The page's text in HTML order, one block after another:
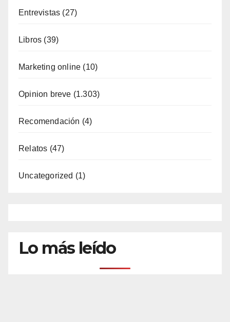
Entrevistas (27)
Libros (39)
Marketing online (10)
Opinion breve (1.303)
Recomendación (4)
Relatos (47)
Uncategorized (1)
Lo más leído